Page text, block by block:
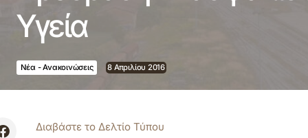
Υγεία
Νέα - Ανακοινώσεις 8 Απριλίου 2016
Διαβάστε το Δελτίο Τύπου